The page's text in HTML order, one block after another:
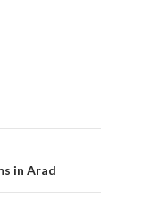
in Arad